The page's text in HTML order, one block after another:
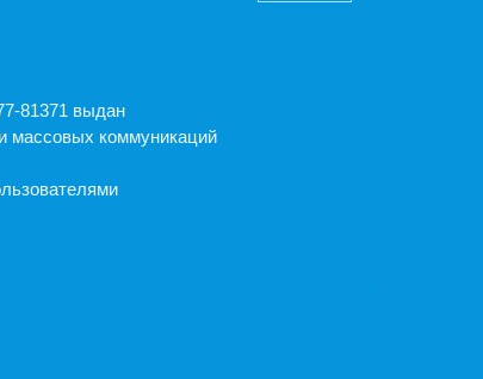
81371 выдан
массовых коммуникаций